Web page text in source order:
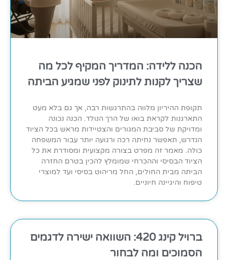
הכנה ללידה: המדריך המקיף לכל מה
שצריך לקנות לתינוק לפני שמגיע הביתה
תקופת ההיריון מלווה בהתרגשות רבה, אך גם בלא מעט
התארגנות לקראת בואו של הרך הנולד. הכנה נכונה
ומדויקת של סביבת המגורים והצטיידות מראש בכל הציוד
הנדרש, תאפשר נחיתה רכה ורגועה יותר עבור המשפחה
כולה. מאמר זה מפרט בצורה מקצועית ומסודרת את כל
הציוד הבסיסי וההכרחי שמומלץ להכין בטרם החזרה
הביתה מבית החולים, החל מריהוט בסיסי ועד למוצרי
טיפוח והיגיינה חיוניים.
ברויל קינג 420: השוואה ישירה לדגמים
הסמוכים ומה לבחור